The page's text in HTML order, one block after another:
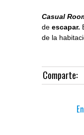
Casual
de escapar.
de la
Comparte: